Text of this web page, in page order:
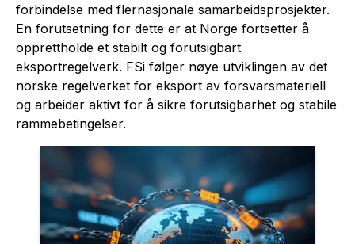
forbindelse med flernasjonale samarbeidsprosjekter.
En forutsetning for dette er at Norge fortsetter å
opprettholde et stabilt og forutsigbart
eksportregelverk. FSi følger nøye utviklingen av det
norske regelverket for eksport av forsvarsmateriell
og arbeider aktivt for å sikre forutsigbarhet og stabile
rammebetingelser.